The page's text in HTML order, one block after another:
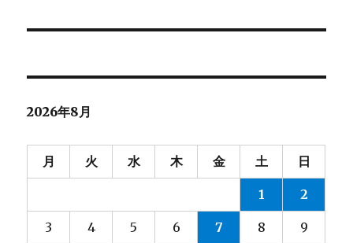
ゲ
ー
シ
ョ
ン
2026年8月
月 火 水 木 金 土 日
1 2
3 4 5 6 7 8 9